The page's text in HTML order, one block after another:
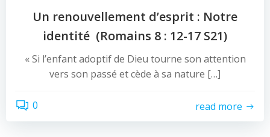
Un renouvellement d’esprit : Notre
identité (Romains 8 : 12-17 S21)
« Si l’enfant adoptif de Dieu tourne son attention
vers son passé et cède à sa nature […]
0 read more